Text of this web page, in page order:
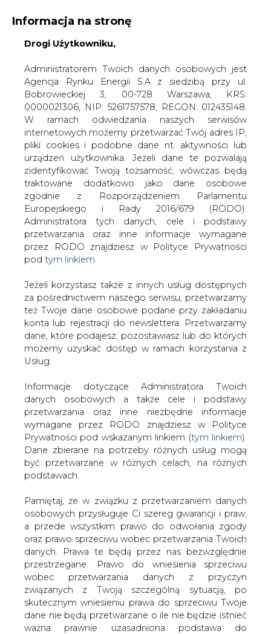
KONTAKT:
WYDAWCA PORTALU:
WYSOKI KONTRAST WIELKOŚĆ TEKSTU A A
ZALOGUJ SIĘ
WŁĄCZ CIRE.TV
Informacja na stronę
Drogi Użytkowniku,
Administratorem Twoich danych osobowych jest
Agencja Rynku Energii S.A z siedzibą przy ul.
Bobrowieckiej 3, 00-728 Warszawa, KRS:
0000021306, NIP: 5261757578, REGON: 012435148.
W ramach odwiedzania naszych serwisów
internetowych możemy przetwarzać Twój adres IP,
pliki cookies i podobne dane nt. aktywności lub
urządzeń użytkownika. Jeżeli dane te pozwalają
zidentyfikować Twoją tożsamość, wówczas będą
traktowane dodatkowo jako dane osobowe
zgodnie z Rozporządzeniem Parlamentu
Europejskiego i Rady 2016/679 (RODO).
Administratora tych danych, cele i podstawy
przetwarzania oraz inne informacje wymagane
przez RODO znajdziesz w Polityce Prywatności
pod tym linkiem.
Jeżeli korzystasz także z innych usług dostępnych
za pośrednictwem naszego serwisu, przetwarzamy
też Twoje dane osobowe podane przy zakładaniu
konta lub rejestracji do newslettera. Przetwarzamy
dane, które podajesz, pozostawiasz lub do których
możemy uzyskać dostęp w ramach korzystania z
Usług.
Informacje dotyczące Administratora Twoich
danych osobowych a także cele i podstawy
przetwarzania oraz inne niezbędne informacje
wymagane przez RODO znajdziesz w Polityce
Prywatności pod wskazanym linkiem (tym linkiem).
Dane zbierane na potrzeby różnych usług mogą
być przetwarzane w różnych celach, na różnych
podstawach.
Pamiętaj, że w związku z przetwarzaniem danych
osobowych przysługuje Ci szereg gwarancji i praw,
a przede wszystkim prawo do odwołania zgody
oraz prawo sprzeciwu wobec przetwarzania Twoich
danych. Prawa te będą przez nas bezwzględnie
przestrzegane. Prawo do wniesienia sprzeciwu
wobec przetwarzania danych z przyczyn
związanych z Twoją szczególną sytuacją, po
skutecznym wniesieniu prawa do sprzeciwu Twoje
dane nie będą przetwarzane o ile nie będzie istnieć
ważna prawnie uzasadniona podstawa do
Strona główna
SERWIS INFORMACYJNY CIRE
Dostawy ropy z Iranu i Nigerii zagrożone
2007-02-21 00:00
skomentuj
udostępnij:
Dostawy ropy z Iranu i Nigerii
zagrożone
Ropa Brent odnotowała delikatny
spadek i kosztowała wczoraj 57,98 dol.
Rynkowi gracze obawiają się, że konflikt
z ONZ skłoni Iran, czwartego eksportera
ropy na świecie, do ograniczenia
sprzedaży.